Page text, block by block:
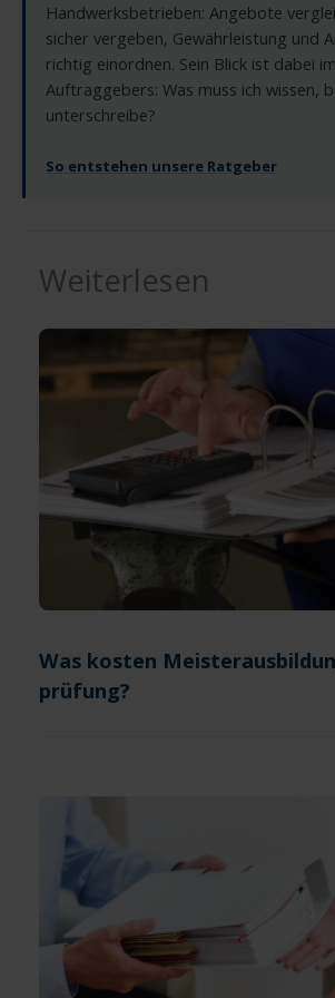
Handwerksbetrieben: Angebote
sicher vergeben, Gewährleistung und
richtig einordnen. Sein Blick ist dabei
Auftraggebers: Was muss ich wissen,
unterschreibe?
So entstehen unsere Ratgeber
Weiterlesen
Was kosten
prüfung?